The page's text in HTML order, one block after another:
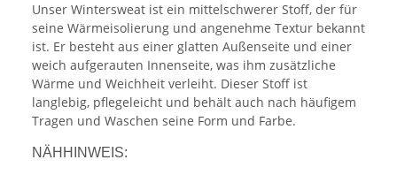
Unser Wintersweat ist ein mittelschwerer Stoff, der für
seine Wärmeisolierung und angenehme Textur bekannt
ist. Er besteht aus einer glatten Außenseite und einer
weich aufgerauten Innenseite, was ihm zusätzliche
Wärme und Weichheit verleiht. Dieser Stoff ist
langlebig, pflegeleicht und behält auch nach häufigem
Tragen und Waschen seine Form und Farbe.
NÄHHINWEIS: